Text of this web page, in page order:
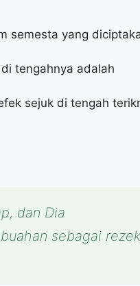
semesta yang
tengahnya adalah
sejuk di tengah
dan Dia
sebagai